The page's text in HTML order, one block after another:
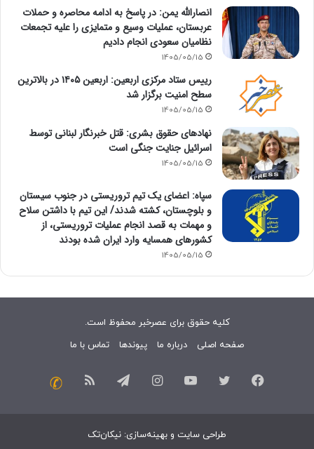
انصارالله یمن: در پاسخ به ادامه محاصره و حملات
عربستان، عملیات وسیع و متمایزی را علیه تجمعات
نظامیان سعودی انجام دادیم
1405/05/15
رییس ستاد مرکزی اربعین: اربعین ۱۴۰۵ در بالاترین
سطح امنیت برگزار شد
1405/05/15
نهادهای حقوق بشری: قتل خبرنگار لبنانی توسط
اسرائیل جنایت جنگی است
1405/05/15
سپاه: اعضای یک تیم تروریستی در جنوب سیستان
و بلوچستان، کشته شدند/ این تیم با داشتن سلاح
و مهمات به قصد انجام عملیات تروریستی، از
کشورهای همسایه وارد ایران شده بودند
1405/05/15
کلیه حقوق برای عصرخبر محفوظ است.
صفحه اصلی
درباره ما پیوندها تماس با ما
فیسبوک توییتر یوتیوب اینستاگرامتلگرام خوراک
طراحی سایت و بهینه‌سازی: نیکان‌تک